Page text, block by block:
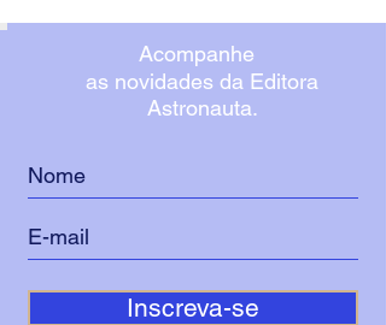
Acompanhe
as novidades da Editora
Astronauta.
Inscreva-se